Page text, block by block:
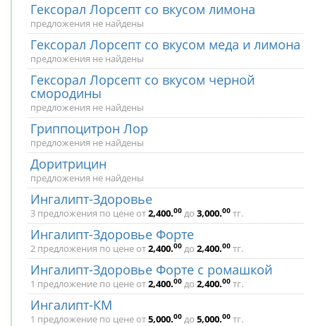
Гексорал Лорсепт со вкусом лимона
предложения не найдены
Гексорал Лорсепт со вкусом меда и лимона
предложения не найдены
Гексорал Лорсепт со вкусом черной
смородины
предложения не найдены
Гриппоцитрон Лор
предложения не найдены
Доритрицин
предложения не найдены
Ингалипт-Здоровье
3 предложения по цене от2,400.00 до 3,000.00 тг.
Ингалипт-Здоровье Форте
2 предложения по цене от2,400.00 до 2,400.00 тг.
Ингалипт-Здоровье Форте с ромашкой
1 предложение по цене от2,400.00 до 2,400.00 тг.
Ингалипт-КМ
1 предложение по цене от5,000.00 до 5,000.00 тг.